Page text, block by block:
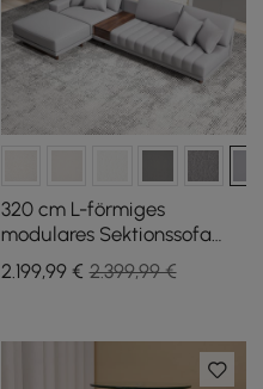
320 cm L-förmiges
modulares Sektionssofa
Vewal aus Performance-
Leder mit Chaiselongue
2.199,99€ 2.399,99 €